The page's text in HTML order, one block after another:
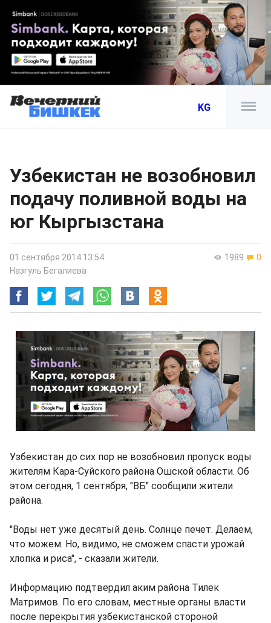
KG
Узбекистан не возобновил
подачу поливной воды на
юг Кыргызстана
1989 0
01 сентября 2014 13:54
Назгуль Бегалиева
Узбекистан до сих пор не возобновил пропуск воды
жителям Кара-Суйского района Ошской области. Об
этом сегодня, 1 сентября, "ВБ" сообщили жители
района.
"Воды нет уже десятый день. Солнце печет. Делаем,
что можем. Но, видимо, не сможем спасти урожай
хлопка и риса", - сказали жители.
Информацию подтвердил аким района Тилек
Матримов. По его словам, местные органы власти
после перекрытия узбекистанской стороной